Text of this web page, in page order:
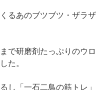
るあのブツブツ・ザラザ
で研磨剤たっぷりのウロ
た。
し「一石二鳥の筋トレ」